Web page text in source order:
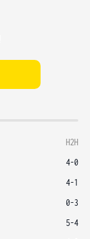
H2H
4-0
4-1
0-3
5-4